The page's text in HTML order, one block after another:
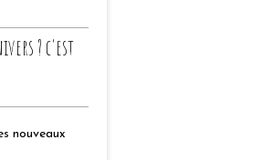
? c'est
nouveaux